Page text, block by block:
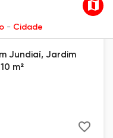
- Cidade
Jundiaí, Jardim
m²